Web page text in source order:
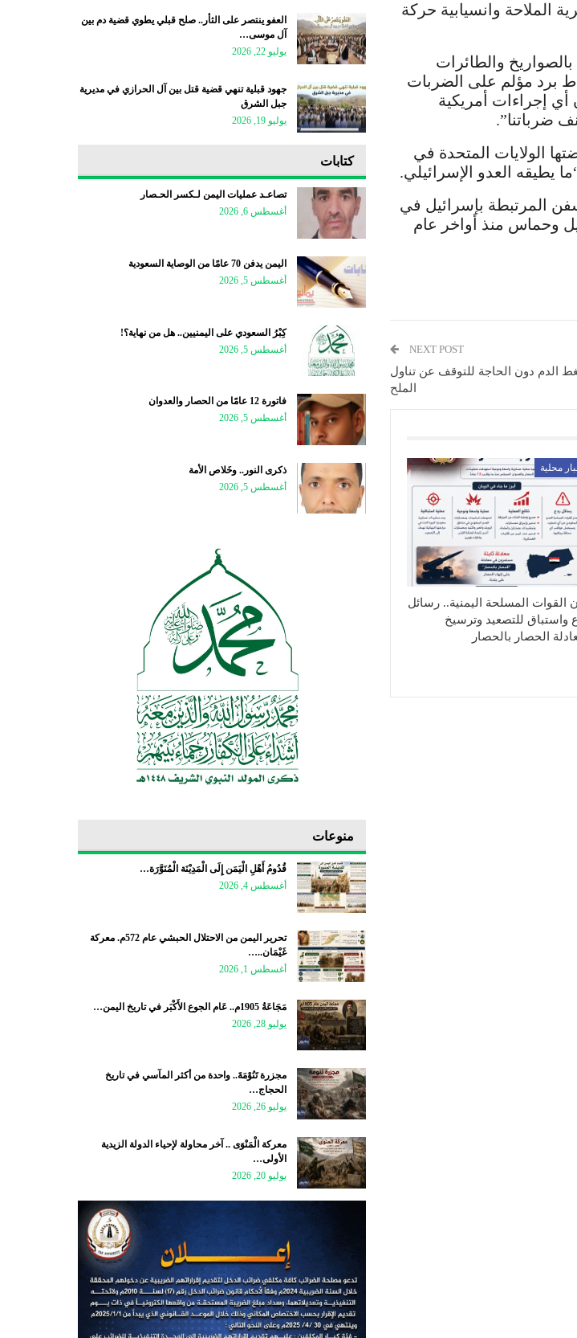
الملاحة وانسيابية حركة
والطائرات
برد مؤلم على الضربات
أي إجراءات أمريكية
ضرباتنا”.
الولايات المتحدة في
يطيقه العدو الإسرائيلي.
المرتبطة بإسرائيل في
وحماس منذ أواخر عام
NEXT POST
دون الحاجة للتوقف عن تناول
الملح
محلية
القوات المسلحة اليمنية.. رسائل
واستباق للتصعيد وترسيخ
الحصار بالحصار
العفو ينتصر على الثأر.. صلح قبلي يطوي قضية دم بين
آل موسى…
يوليو 22, 2026
جهود قبلية تنهي قضية قتل بين آل الحرازي في مديرية
جبل الشرق
يوليو 19, 2026
كتابات
تصاعـد عمليات اليمن لـكسر الحـصار
أغسطس 6, 2026
اليمن يدفن 70 عامًا من الوصاية السعودية
أغسطس 5, 2026
كِبْرُ السعودي على اليمنيين.. هل من نهاية؟!
أغسطس 5, 2026
فاتورة 12 عامًا من الحصار والعدوان
أغسطس 5, 2026
ذكرى النور.. وخَلاص الأمة
أغسطس 5, 2026
منوعات
قُدُومُ أَهْلِ الْيَمَن إِلَى الْمَدِيْنَة الْمُنَوَّرَة…
أغسطس 4, 2026
تحرير اليمن من الاحتلال الحبشي عام 572م. معركة
غَيْمَان..…
أغسطس 1, 2026
مَجَاعَةُ 1905م.. عَام الجوع الأَكْبَر في تاريخ اليمن…
يوليو 28, 2026
مجزرة تَنُوْمَةَ.. واحدة من أكثر المآسي في تاريخ
الحجاج…
يوليو 26, 2026
معركة الْمَنْوَى .. آخر محاولة لإحياء الدولة الزيدية
الأولى…
يوليو 20, 2026